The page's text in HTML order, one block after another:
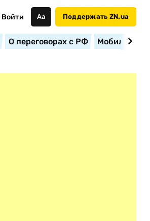
Войти Аа Поддержать ZN.ua
О переговорах с РФ